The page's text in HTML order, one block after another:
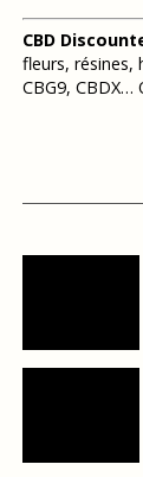
CBD
fleurs, résines,
CBG9, CBDX…